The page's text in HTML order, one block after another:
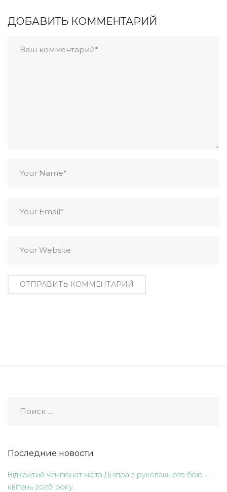
ДОБАВИТЬ КОММЕНТАРИЙ
Последние новости
Відкритий чемпіонат міста Дніпра з рукопашного бою —
квітень 2026 року.